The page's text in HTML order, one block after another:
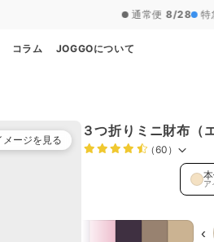
コラム JOGGOについて
メージを見る
ア
‹
３つ折りミニ財布（
（60）